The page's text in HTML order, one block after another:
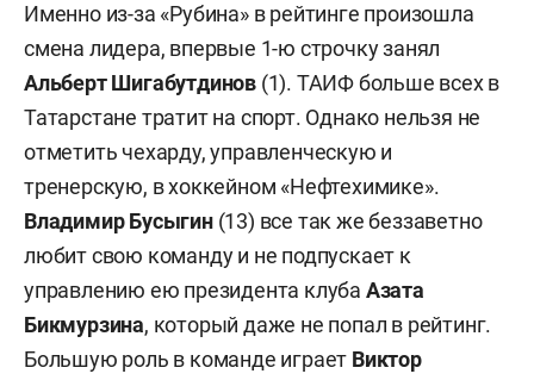
Именно из-за «Рубина» в рейтинге произошла
смена лидера, впервые 1-ю строчку занял
Альберт Шигабутдинов (1). ТАИФ больше всех в
Татарстане тратит на спорт. Однако нельзя не
отметить чехарду, управленческую и
тренерскую, в хоккейном «Нефтехимике».
Владимир Бусыгин (13) все так же беззаветно
любит свою команду и не подпускает к
управлению ею президента клуба Азата
Бикмурзина, который даже не попал в рейтинг.
Большую роль в команде играет Виктор